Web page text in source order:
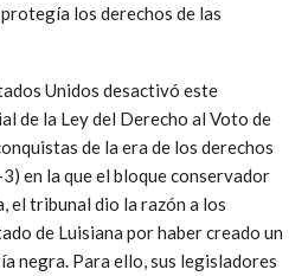
los derechos de las
Unidos desactivó este
de la Ley del Derecho al Voto de
de la era de los derechos
en la que el bloque conservador
el tribunal dio la razón a los
de Luisiana por haber creado un
negra. Para ello, sus legisladores